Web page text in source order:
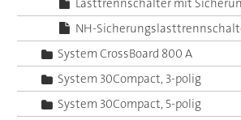
Lasttrennschalter mit
NH-
System CrossBoard 800 A
System 30Compact, 3-polig
System 30Compact, 5-polig